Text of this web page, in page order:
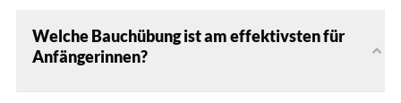
Welche Bauchübung ist am effektivsten für
Anfängerinnen?